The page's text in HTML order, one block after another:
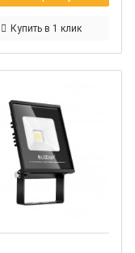
Купить в 1 клик